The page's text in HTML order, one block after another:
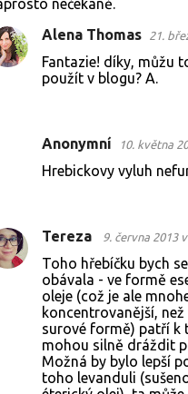
nečekaně.
Alena Thomas 21.
Fantazie! díky, můžu
použít v blogu? A.
Anonymní 10. května
Hrebickovy vyluh
Tereza 9. června 2013
Toho hřebíčku bych
obávala - ve formě
oleje (což je ale
koncentrovanější, než
surové formě) patří k
mohou silně dráždit
Možná by bylo lepší
toho levanduli